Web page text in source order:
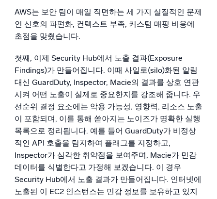
AWS는 보안 팀이 매일 직면하는 세 가지 실질적인 문제
인 신호의 파편화, 컨텍스트 부족, 커스텀 매핑 비용에
초점을 맞췄습니다.
첫째, 이제 Security Hub에서 노출 결과(Exposure
Findings)가 만들어집니다. 이때 사일로(silo)화된 알림
대신 GuardDuty, Inspector, Macie의 결과를 상호 연관
시켜 어떤 노출이 실제로 중요한지를 강조해 줍니다. 우
선순위 결정 요소에는 악용 가능성, 영향력, 리소스 노출
이 포함되며, 이를 통해 쏟아지는 노이즈가 명확한 실행
목록으로 정리됩니다. 예를 들어 GuardDuty가 비정상
적인 API 호출을 탐지하여 플래그를 지정하고,
Inspector가 심각한 취약점을 보여주며, Macie가 민감
데이터를 식별한다고 가정해 보겠습니다. 이 경우
Security Hub에서 노출 결과가 만들어집니다. 인터넷에
노출된 이 EC2 인스턴스는 민감 정보를 보유하고 있지